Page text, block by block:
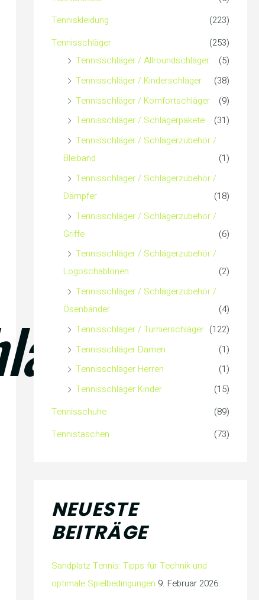
c
h
Tenniskleidung
(223)
Tennisschläger
(253)
Tennisschläger / Allroundschläger
(5)
Tennisschläger / Kinderschläger
(38)
Tennisschläger / Komfortschläger
(9)
Tennisschläger / Schlägerpakete
(31)
Tennisschläger / Schlägerzubehör /
Bleiband
(1)
Tennisschläger / Schlägerzubehör /
Dämpfer
(18)
Tennisschläger / Schlägerzubehör /
Griffe
(6)
Tennisschläger / Schlägerzubehör /
Logoschablonen
(2)
Tennisschläger / Schlägerzubehör /
Ösenbänder
(4)
Tennisschläger / Turnierschläger (122)
Tennisschläger Damen
(1)
Tennisschläger Herren
(1)
Tennisschläger Kinder
(15)
Tennisschuhe
(89)
Tennistaschen
(73)
NEUESTE
BEITRÄGE
Sandplatz Tennis: Tipps für Technik und
optimale Spielbedingungen 9. Februar 2026